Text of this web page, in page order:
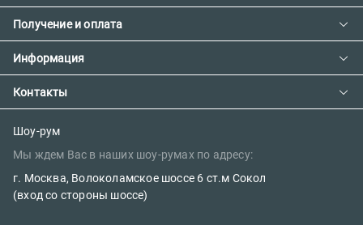
Контакты
О компании
Сотрудничество
Наш блог
Получение и оплата
Доставка и оплата
Предзаказ товара с фабрики
Информация
Как сделать заказ
Политика конфиденциальности
Правила поклейки обоев
Контакты
E-mail:
sales@oboi-store.ru
Телефоны:
Шоу-рум
Мы ждем Вас в наших шоу-румах по адресу:
г. Москва, Волоколамское шоссе 6 ст.м Сокол
(вход со стороны шоссе)